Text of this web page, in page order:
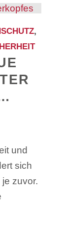
,
und
sich
zuvor.